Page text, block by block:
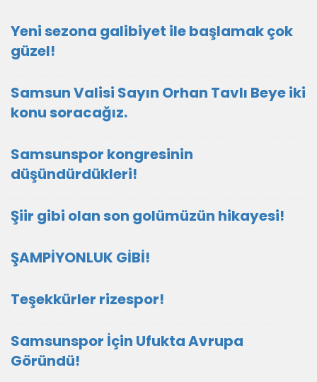
Yeni sezona galibiyet ile başlamak çok
güzel!
Samsun Valisi Sayın Orhan Tavlı Beye iki
konu soracağız.
Samsunspor kongresinin
düşündürdükleri!
Şiir gibi olan son golümüzün hikayesi!
ŞAMPİYONLUK GİBİ!
Teşekkürler rizespor!
Samsunspor İçin Ufukta Avrupa
Göründü!